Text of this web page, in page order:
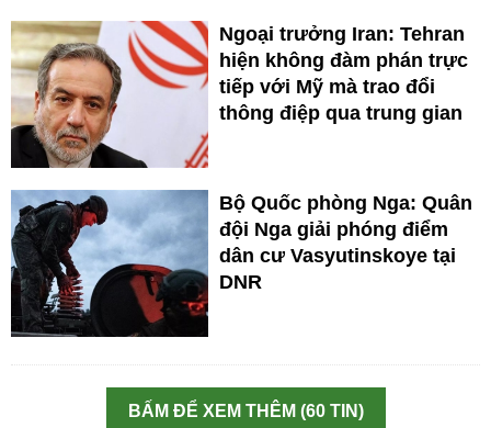
Ngoại trưởng Iran: Tehran
hiện không đàm phán trực
tiếp với Mỹ mà trao đổi
thông điệp qua trung gian
Bộ Quốc phòng Nga: Quân
đội Nga giải phóng điểm
dân cư Vasyutinskoye tại
DNR
BẤM ĐỂ XEM THÊM (60 TIN)